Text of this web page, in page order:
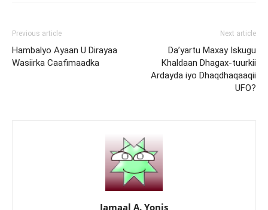
Previous article
Hambalyo Ayaan U Dirayaa
Wasiirka Caafimaadka
Next article
Da’yartu Maxay Iskugu
Khaldaan Dhagax-tuurkii
Ardayda iyo Dhaqdhaqaaqii
UFO?
Jamaal A. Yonis